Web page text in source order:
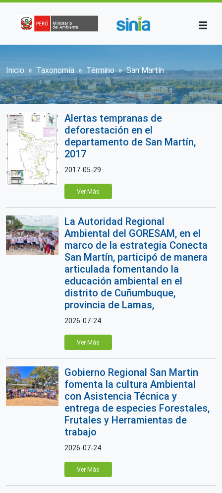
Sobrescribir enlaces de ayuda a la
Inicio Taxonomía Término San Martín
Alertas tempranas de
deforestación en el
departamento de San Martín,
2017
2017-05-29
Ver Más
La Autoridad Regional
Ambiental del GORESAM, en el
marco de la estrategia Conecta
San Martín, participó de manera
articulada fomentando la
educación ambiental en el
distrito de Cuñumbuque,
provincia de Lamas,
2026-07-24
Ver Más
Gobierno Regional San Martin
fomenta la cultura Ambiental
con Asistencia Técnica y
entrega de especies Forestales,
Frutales y Herramientas de
trabajo
2026-07-24
Ver Más